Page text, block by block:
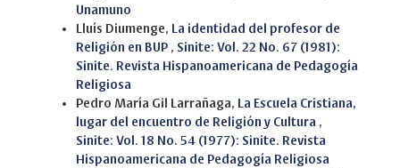
Unamuno
Lluís Diumenge, La identidad del profesor de
Religión en BUP , Sinite: Vol. 22 No. 67 (1981):
Sinite. Revista Hispanoamericana de Pedagogía
Religiosa
Pedro María Gil Larrañaga, La Escuela Cristiana,
lugar del encuentro de Religión y Cultura ,
Sinite: Vol. 18 No. 54 (1977): Sinite. Revista
Hispanoamericana de Pedagogía Religiosa